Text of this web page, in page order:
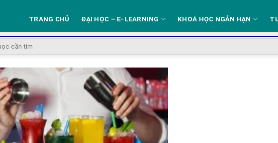
TRANG CHỦ ĐẠI HỌC – E-LEARNING KHOÁ HỌC NGẮN HẠN